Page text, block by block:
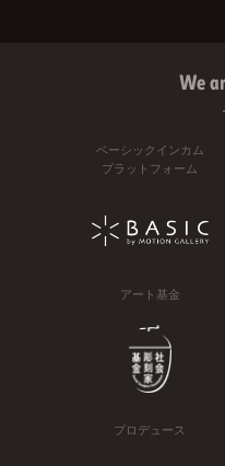
We
ベーシックインカム
プラットフォーム
アート基金
プロデュース